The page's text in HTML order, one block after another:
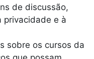
de discussão,
privacidade e à
sobre os cursos da